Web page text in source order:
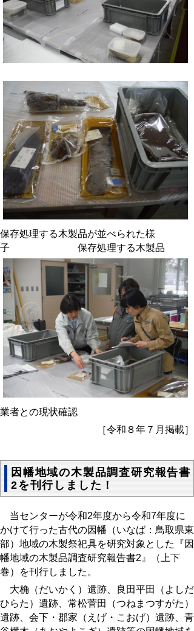
保存処理する木製品が並べられた様
子 保存処理する木製品
業者との現状確認
［令和８年７月掲載］
因幡地域の木製品調査研究報告書
2を刊行しました！
当センターが令和2年度から令和7年度に
かけて行った古代の因幡（いなば：鳥取県東
部）地域の木製祭祀具を研究対象とした『因
幡地域の木製品調査研究報告書2』（上下
巻）を刊行しました。
大桷（だいかく）遺跡、良田平田（よしだ
ひらた）遺跡、常松菅田（つねまつすがた）
遺跡、会下・郡家（えげ・こおげ）遺跡、青